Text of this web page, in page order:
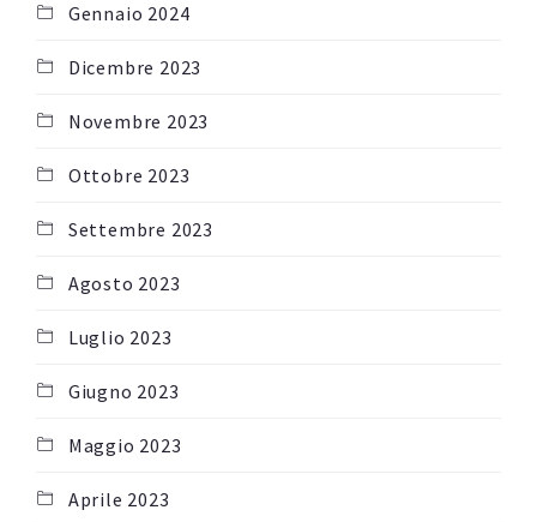
Gennaio 2024
Dicembre 2023
Novembre 2023
Ottobre 2023
Settembre 2023
Agosto 2023
Luglio 2023
Giugno 2023
Maggio 2023
Aprile 2023